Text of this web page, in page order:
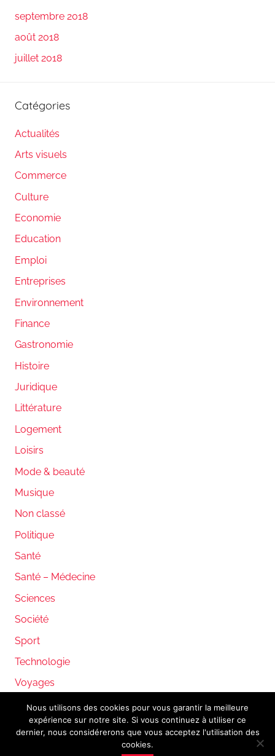
septembre 2018
août 2018
juillet 2018
Catégories
Actualités
Arts visuels
Commerce
Culture
Economie
Education
Emploi
Entreprises
Environnement
Finance
Gastronomie
Histoire
Juridique
Littérature
Logement
Loisirs
Mode & beauté
Musique
Non classé
Politique
Santé
Santé – Médecine
Sciences
Société
Sport
Technologie
Voyages
WordPress Theme: Donovan by ThemeZee.
Nous utilisons des cookies pour vous garantir la meilleure
expérience sur notre site. Si vous continuez à utiliser ce
dernier, nous considérerons que vous acceptez l'utilisation des
cookies.